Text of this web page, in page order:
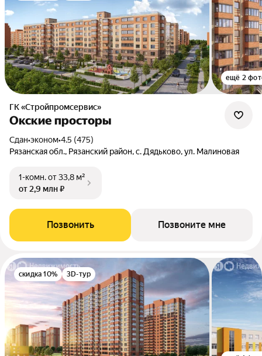
ещё 2
ГК «Стройпромсервис»
Окские просторы
Сдан•эконом•4.5 (475)
Рязанская обл., Рязанский район, с. Дядьково, ул. Малиновая
1-комн.от 33,8 м²
от 2,9 млн ₽
Позвонить Позвоните мне
скидка 10% 3D-тур